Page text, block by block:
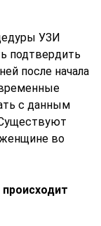
УЗИ
подтвердить
после начала
с данным
во